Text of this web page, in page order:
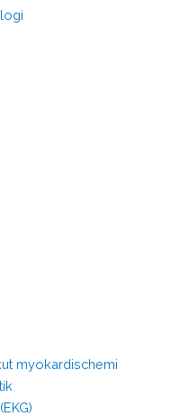
myokardischemi